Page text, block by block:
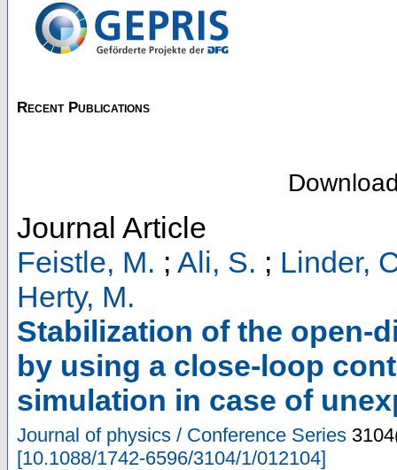
Recent Publications
Journal Article
Feistle, M. ; Ali, S. ; Linder,
Herty, M.
Stabilization of the open-
by using a close-loop
simulation in case of
Journal of physics / Conference Series 3104
[10.1088/1742-6596/3104/1/012104]